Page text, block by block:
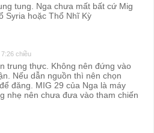
tung. Nga chưa mất bất cứ Mig
Syria hoặc Thổ Nhĩ Kỳ
chiều
trung thực. Không nên đứng vào
Nếu dẫn nguồn thì nên chọn
đăng. MIG 29 của Nga là máy
nhẹ nên chưa đưa vào tham chiến